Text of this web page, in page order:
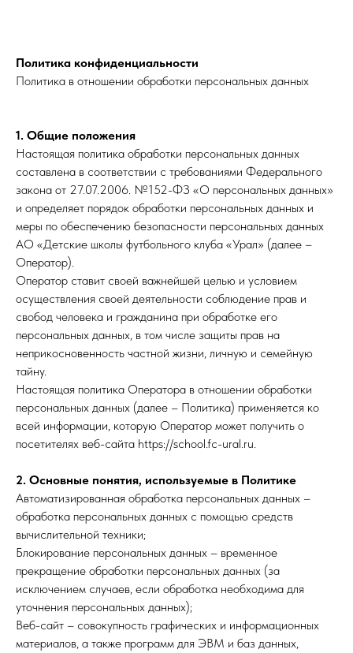
Политика конфиденциальности
Политика в отношении обработки персональных данных
1. Общие положения
Настоящая политика обработки персональных данных
составлена в соответствии с требованиями Федерального
закона от 27.07.2006. №152-ФЗ «О персональных данных»
и определяет порядок обработки персональных данных и
меры по обеспечению безопасности персональных данных
АО «Детские школы футбольного клуба «Урал» (далее –
Оператор).
Оператор ставит своей важнейшей целью и условием
осуществления своей деятельности соблюдение прав и
свобод человека и гражданина при обработке его
персональных данных, в том числе защиты прав на
неприкосновенность частной жизни, личную и семейную
тайну.
Настоящая политика Оператора в отношении обработки
персональных данных (далее – Политика) применяется ко
всей информации, которую Оператор может получить о
посетителях веб-сайта https://school.fc-ural.ru.
2. Основные понятия, используемые в Политике
Автоматизированная обработка персональных данных –
обработка персональных данных с помощью средств
вычислительной техники;
Блокирование персональных данных – временное
прекращение обработки персональных данных (за
исключением случаев, если обработка необходима для
уточнения персональных данных);
Веб-сайт – совокупность графических и информационных
материалов, а также программ для ЭВМ и баз данных,